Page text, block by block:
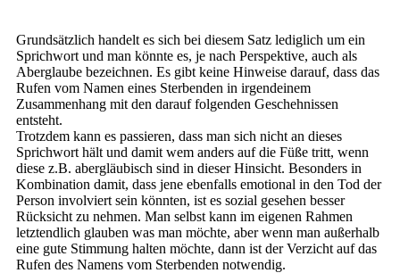
Grundsätzlich handelt es sich bei diesem Satz lediglich um ein
Sprichwort und man könnte es, je nach Perspektive, auch als
Aberglaube bezeichnen. Es gibt keine Hinweise darauf, dass das
Rufen vom Namen eines Sterbenden in irgendeinem
Zusammenhang mit den darauf folgenden Geschehnissen
entsteht.
Trotzdem kann es passieren, dass man sich nicht an dieses
Sprichwort hält und damit wem anders auf die Füße tritt, wenn
diese z.B. abergläubisch sind in dieser Hinsicht. Besonders in
Kombination damit, dass jene ebenfalls emotional in den Tod der
Person involviert sein könnten, ist es sozial gesehen besser
Rücksicht zu nehmen. Man selbst kann im eigenen Rahmen
letztendlich glauben was man möchte, aber wenn man außerhalb
eine gute Stimmung halten möchte, dann ist der Verzicht auf das
Rufen des Namens vom Sterbenden notwendig.